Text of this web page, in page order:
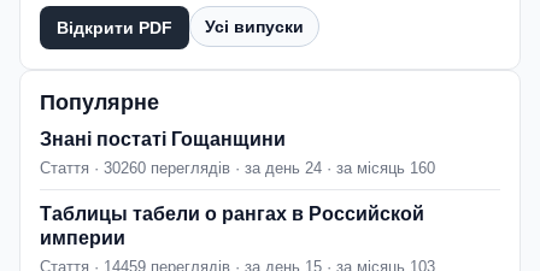
Відкрити PDF Усі випуски
Популярне
Знані постаті Гощанщини
Стаття · 30260 переглядів · за день 24 · за місяць 160
Таблицы табели о рангах в Российской
империи
Стаття · 14459 переглядів · за день 15 · за місяць 103